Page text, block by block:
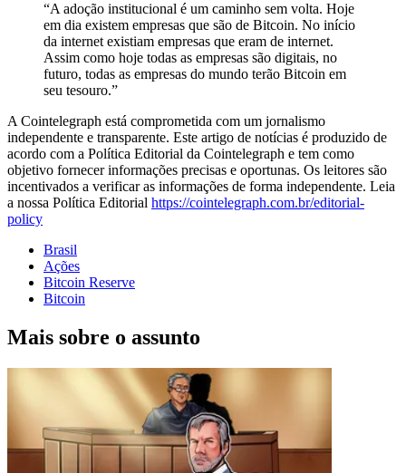
“A adoção institucional é um caminho sem volta. Hoje
em dia existem empresas que são de Bitcoin. No início
da internet existiam empresas que eram de internet.
Assim como hoje todas as empresas são digitais, no
futuro, todas as empresas do mundo terão Bitcoin em
seu tesouro.”
A Cointelegraph está comprometida com um jornalismo
independente e transparente. Este artigo de notícias é produzido de
acordo com a Política Editorial da Cointelegraph e tem como
objetivo fornecer informações precisas e oportunas. Os leitores são
incentivados a verificar as informações de forma independente. Leia
a nossa Política Editorial https://cointelegraph.com.br/editorial-
policy
Brasil
Ações
Bitcoin Reserve
Bitcoin
Mais sobre o assunto